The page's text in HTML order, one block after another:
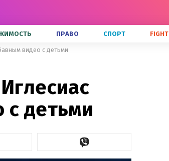
ПРАВО СПОРТ FIGHT
видео с детьми
с детьми